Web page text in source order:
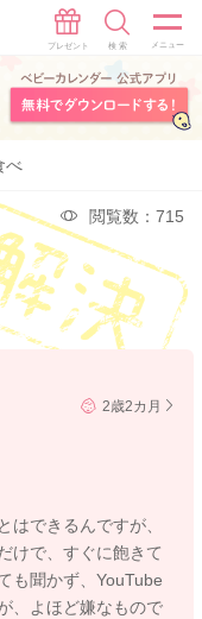
べ
閲覧数：715
2歳2カ月
できるんですが、
けで、すぐに飽きて
も聞かず、YouTube
、よほど嫌なもので